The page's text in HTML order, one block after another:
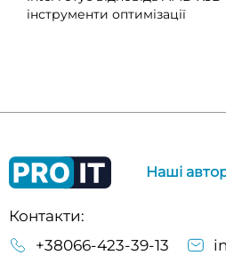
інструменти оптимізації
Контакти:
+38066-423-39-13
Наші